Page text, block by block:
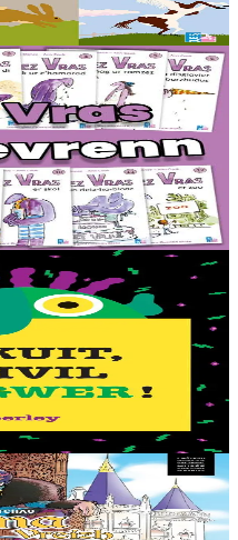
(12 levr)
an-unan. Buhez pemdeziek
kontet gant frazennoù berr ha
lemm gwenn, ha daoulagad
eo ! Arabat bezañ spontet